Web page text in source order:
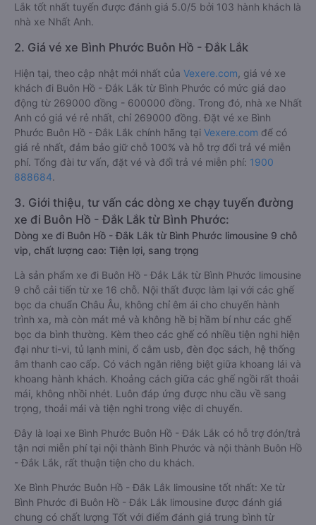
Lắk tốt nhất tuyến được đánh giá 5.0/5 bởi 103 hành khách là
nhà xe Nhất Anh.
2. Giá vé xe Bình Phước Buôn Hồ - Đắk Lắk
Hiện tại, theo cập nhật mới nhất của Vexere.com , giá vé xe
khách đi Buôn Hồ - Đắk Lắk từ Bình Phước có mức giá dao
động từ 269000 đồng - 600000 đồng. Trong đó, nhà xe Nhất
Anh có giá vé rẻ nhất, chỉ 269000 đồng. Đặt vé xe Bình
Phước Buôn Hồ - Đắk Lắk chính hãng tại Vexere.com để có
giá rẻ nhất, đảm bảo giữ chỗ 100% và hỗ trợ đổi trả vé miễn
phí. Tổng đài tư vấn, đặt vé và đổi trả vé miễn phí: 1900
888684.
3. Giới thiệu, tư vấn các dòng xe chạy tuyến đường
xe đi Buôn Hồ - Đắk Lắk từ Bình Phước:
Dòng xe đi Buôn Hồ - Đắk Lắk từ Bình Phước limousine 9 chỗ
vip, chất lượng cao: Tiện lợi, sang trọng
Là sản phẩm xe đi Buôn Hồ - Đắk Lắk từ Bình Phước limousine
9 chỗ cải tiến từ xe 16 chỗ. Nội thất được làm lại với các ghế
bọc da chuẩn Châu Âu, không chỉ êm ái cho chuyến hành
trình xa, mà còn mát mẻ và không hề bị hầm bí như các ghế
bọc da bình thường. Kèm theo các ghế có nhiều tiện nghi hiện
đại như ti-vi, tủ lạnh mini, ổ cắm usb, đèn đọc sách, hệ thống
âm thanh cao cấp. Có vách ngăn riêng biệt giữa khoang lái và
khoang hành khách. Khoảng cách giữa các ghế ngồi rất thoải
mái, không nhồi nhét. Luôn đáp ứng được nhu cầu về sang
trọng, thoải mái và tiện nghi trong việc di chuyển.
Đây là loại xe Bình Phước Buôn Hồ - Đắk Lắk có hỗ trợ đón/trả
tận nơi miễn phí tại nội thành Bình Phước và nội thành Buôn Hồ
- Đắk Lắk, rất thuận tiện cho du khách.
Xe Bình Phước Buôn Hồ - Đắk Lắk limousine tốt nhất: Xe từ
Bình Phước đi Buôn Hồ - Đắk Lắk limousine được đánh giá
chung có chất lượng Tốt với điểm đánh giá trung bình từ